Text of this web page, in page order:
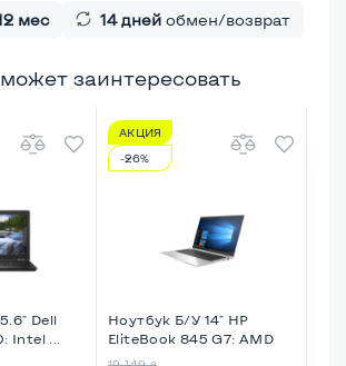
мес 14 дней обмен/возврат
заинтересовать
Dell
Intel ...
АКЦИЯ
-26%
Ноутбук Б/У 14" HP
EliteBook 845 G7: AMD
19 149